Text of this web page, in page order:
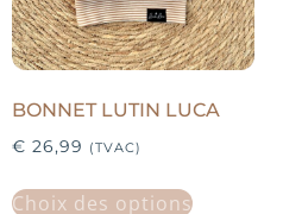
BONNET LUTIN LUCA
€ 26,99 (TVAC)
Choix des options